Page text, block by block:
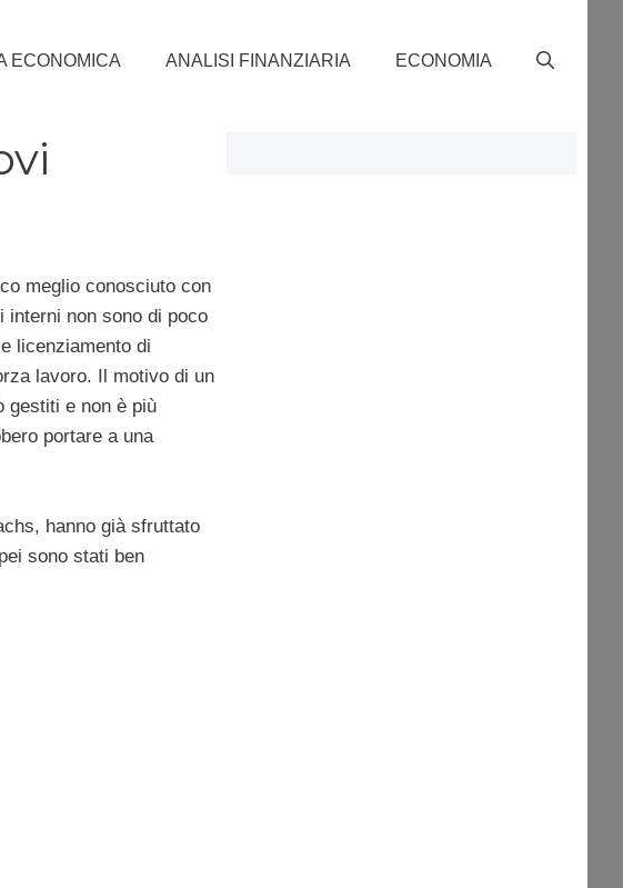
ECONOMICA ANALISI FINANZIARIA ECONOMIA
meglio conosciuto con
interni non sono di poco
licenziamento di
lavoro. Il motivo di un
gestiti e non è più
portare a una
hanno già sfruttato
sono stati ben